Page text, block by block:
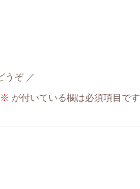
うぞ
※ が付いている欄は必須項目です